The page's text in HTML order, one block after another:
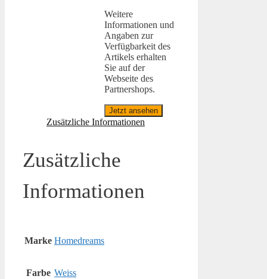
Weitere
Informationen und
Angaben zur
Verfügbarkeit des
Artikels erhalten
Sie auf der
Webseite des
Partnershops.
Jetzt ansehen
Zusätzliche Informationen
Zusätzliche
Informationen
Marke Homedreams
Farbe Weiss